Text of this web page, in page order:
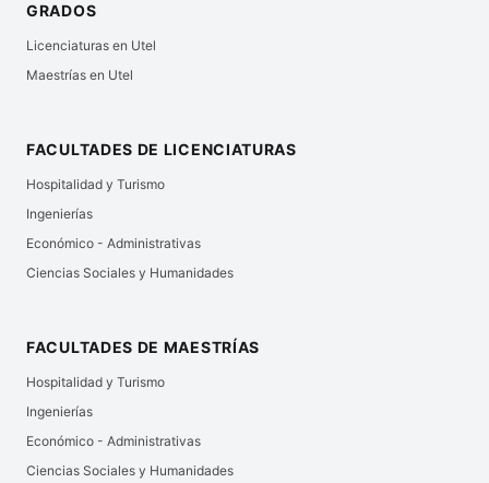
GRADOS
Licenciaturas en Utel
Maestrías en Utel
FACULTADES DE LICENCIATURAS
Hospitalidad y Turismo
Ingenierías
Económico - Administrativas
Ciencias Sociales y Humanidades
FACULTADES DE MAESTRÍAS
Hospitalidad y Turismo
Ingenierías
Económico - Administrativas
Ciencias Sociales y Humanidades